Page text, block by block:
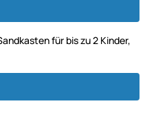
für bis zu 2 Kinder,